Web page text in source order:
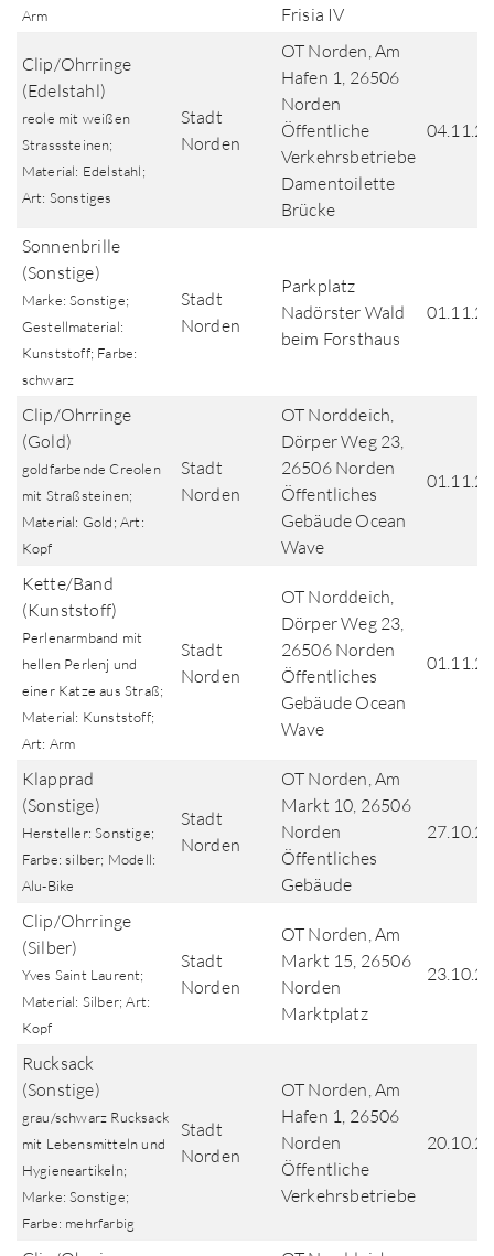
Arm
Frisia IV
Clip/Ohrringe
(Edelstahl)
reole mit weißen
Strasssteinen;
Material: Edelstahl;
Art: Sonstiges
Stadt
Norden
OT Norden, Am
Hafen 1, 26506
Norden
Öffentliche
Verkehrsbetriebe
Damentoilette
Brücke
Sonnenbrille
(Sonstige)
Marke: Sonstige;
Gestellmaterial:
Kunststoff; Farbe:
schwarz
Stadt
Norden
Parkplatz
Nadörster Wald
beim Forsthaus
Clip/Ohrringe
(Gold)
goldfarbende Creolen
mit Straßsteinen;
Material: Gold; Art:
Kopf
Stadt
Norden
OT Norddeich,
Dörper Weg 23,
26506 Norden
Öffentliches
Gebäude Ocean
Wave
Kette/Band
(Kunststoff)
Perlenarmband mit
hellen Perlenj und
einer Katze aus Straß;
Material: Kunststoff;
Art: Arm
Stadt
Norden
OT Norddeich,
Dörper Weg 23,
26506 Norden
Öffentliches
Gebäude Ocean
Wave
Klapprad
(Sonstige)
Hersteller: Sonstige;
Farbe: silber; Modell:
Alu-Bike
Stadt
Norden
OT Norden, Am
Markt 10, 26506
Norden
Öffentliches
Gebäude
Clip/Ohrringe
(Silber)
Yves Saint Laurent;
Material: Silber; Art:
Kopf
Stadt
Norden
OT Norden, Am
Markt 15, 26506
Norden
Marktplatz
Rucksack
(Sonstige)
grau/schwarz Rucksack
mit Lebensmitteln und
Hygieneartikeln;
Marke: Sonstige;
Farbe: mehrfarbig
Stadt
Norden
OT Norden, Am
Hafen 1, 26506
Norden
Öffentliche
Verkehrsbetriebe